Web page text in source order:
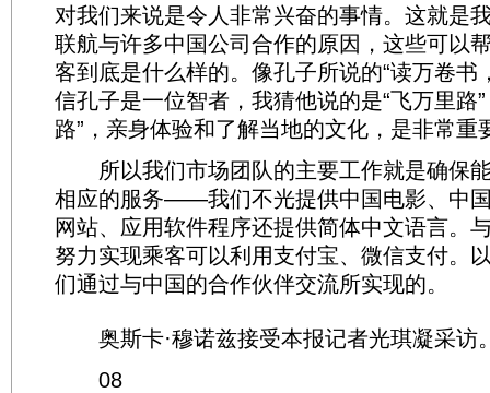
对我们来说是令人非常兴奋的事情。这就是
联航与许多中国公司合作的原因，这些可以
客到底是什么样的。像孔子所说的“读万卷书
信孔子是一位智者，我猜他说的是“飞万里路
路”，亲身体验和了解当地的文化，是非常重
所以我们市场团队的主要工作就是确保
相应的服务——我们不光提供中国电影、中
网站、应用软件程序还提供简体中文语言。
努力实现乘客可以利用支付宝、微信支付。
们通过与中国的合作伙伴交流所实现的。
奥斯卡·穆诺兹接受本报记者光琪凝采访
08